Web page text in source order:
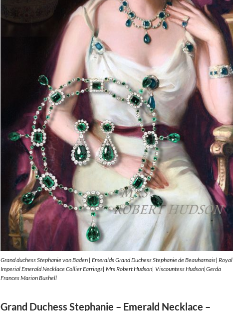
Grand duchess Stephanie von Baden | Emeralds Grand Duchess Stephanie de Beauharnais| Royal
Imperial Emerald Necklace Collier Earrings| Mrs Robert Hudson| Viscountess Hudson|Gerda
Frances Marion Bushell
Grand Duchess Stephanie – Emerald Necklace –